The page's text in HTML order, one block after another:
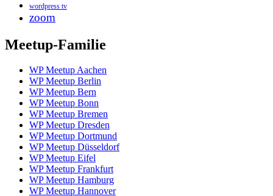
wordpress tv
zoom
Meetup-Familie
WP Meetup Aachen
WP Meetup Berlin
WP Meetup Bern
WP Meetup Bonn
WP Meetup Bremen
WP Meetup Dresden
WP Meetup Dortmund
WP Meetup Düsseldorf
WP Meetup Eifel
WP Meetup Frankfurt
WP Meetup Hamburg
WP Meetup Hannover